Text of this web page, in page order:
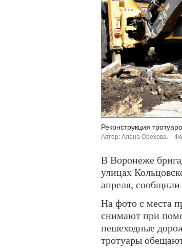
Реконструкция
Автор: Алена Орехова.
В Воронеже
улицах
апреля,
На фото с места
снимают при
пешеходные
тротуары